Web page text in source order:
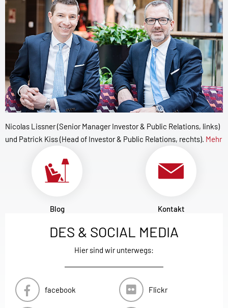
Nicolas Lissner (Senior Manager Investor & Public Relations, links)
und Patrick Kiss (Head of Investor & Public Relations, rechts). Mehr
Blog Kontakt
DES & SOCIAL MEDIA
Hier sind wir unterwegs:
facebook Flickr